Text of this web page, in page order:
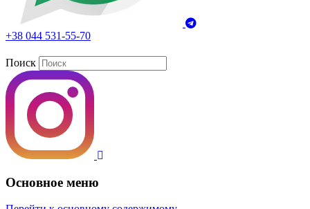
+38 044 531-55-70
Поиск
Основное меню